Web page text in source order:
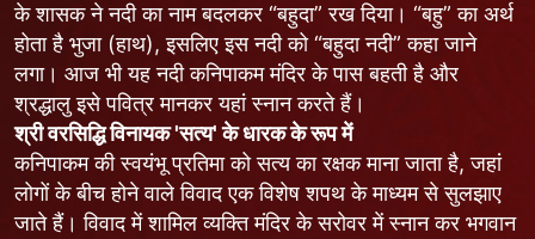
के शासक ने नदी का नाम बदलकर “बहुदा” रख दिया। “बहु” का अर्थ
होता है भुजा (हाथ), इसलिए इस नदी को “बहुदा नदी” कहा जाने
लगा। आज भी यह नदी कनिपाकम मंदिर के पास बहती है और
श्रद्धालु इसे पवित्र मानकर यहां स्नान करते हैं।
श्री वरसिद्धि विनायक'सत्य'के धारक के रूप में
कनिपाकम की स्वयंभू प्रतिमा को सत्य का रक्षक माना जाता है, जहां
लोगों के बीच होने वाले विवाद एक विशेष शपथ के माध्यम से सुलझाए
जाते हैं। विवाद में शामिल व्यक्ति मंदिर के सरोवर में स्नान कर भगवान